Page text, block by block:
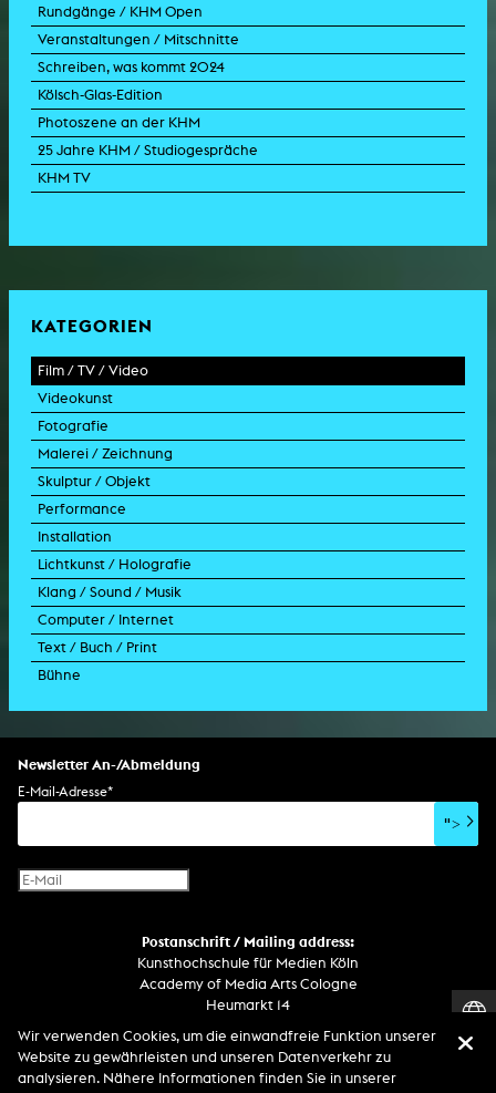
Rundgänge / KHM Open
Veranstaltungen / Mitschnitte
Schreiben, was kommt 2024
Kölsch-Glas-Edition
Photoszene an der KHM
25 Jahre KHM / Studiogespräche
KHM TV
KATEGORIEN
Film / TV / Video
Spielfilm
Dokumentarfilm
Doku-Drama
Animation
Experimentalfilm
TV-Format
TV-Design
Werbespot
Trailer für Film
Musikvideo
Drehbuch
Setdesign
Soundtrack
Videokunst
Experimentalfilm
Videoarbeit
Videoperformance
Videoinstallation
Videoskulptur
Fotografie
Fotoarbeit
Dokumentarfotografie
Fotoinstallation
Malerei / Zeichnung
Malerei
Zeichnung
Collage
Grafik
Skulptur / Objekt
Skulptur
Objekt
Modell
Performance
Intervention
Szenografie
aktion
Performance-Vortrag
Konzert
Ausstellung
Installation
Kunst im öffentlichen Raum
Videoinstallation
Installation
Rauminstallation
Lichtinstallation
Kunst am Bau
Lichtkunst / Holografie
Lichtinstallation
Holografische Arbeit
Holografieinstallation
Holografieskulptur
Klang / Sound / Musik
Soundtrack
Konzert
Klanginstallation
Album
Soundeffekte
Computer / Internet
Interaktive Kunst
Generative Kunst
Computerspiel
Benutzerinterface
Virtual Reality
Internet-Fernsehen
Computergrafik
Computerinstallation
Text / Buch / Print
Dissertation
Drehbuch
Buchprojekt
Text
Bühne
Newsletter An-/Abmeldung
E-Mail-Adresse*
">
Postanschrift / Mailing address:
Kunsthochschule für Medien Köln
Academy of Media Arts Cologne
Heumarkt 14
Telefon
Wir verwenden Cookies, um die einwandfreie Funktion unserer
Website zu gewährleisten und unseren Datenverkehr zu
analysieren. Nähere Informationen finden Sie in unserer